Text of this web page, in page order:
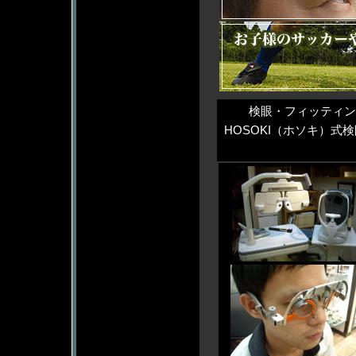
検眼・フィッティ
HOSOKI（ホソキ）式